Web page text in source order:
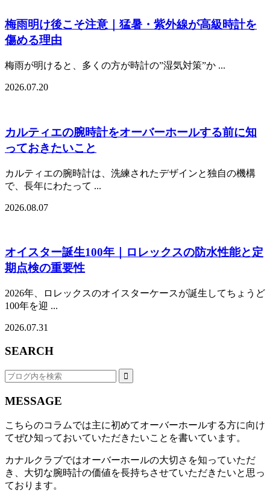
梅雨明け後こそ注意｜猛暑・紫外線が高級時計を
傷める理由
梅雨が明けると、多くの方が時計の”湿気対策”か ...
2026.07.20
カルティエの腕時計をオーバーホールする前に知
っておきたいこと
カルティエの腕時計は、洗練されたデザインと独自の機構
で、長年にわたって ...
2026.08.07
オイスター誕生100年｜ロレックスの防水性能と定
期点検の重要性
2026年、ロレックスのオイスターケースが誕生してちょうど
100年を迎 ...
2026.07.31
SEARCH
MESSAGE
こちらのコラムでは主に初めてオーバーホールする方に向け
てぜひ知っておいていただきたいことを書いています。
カナルクラブではオーバーホールの大切さを知っていただ
き、大切な腕時計の価値を長持ちさせていただきたいと思っ
ております。